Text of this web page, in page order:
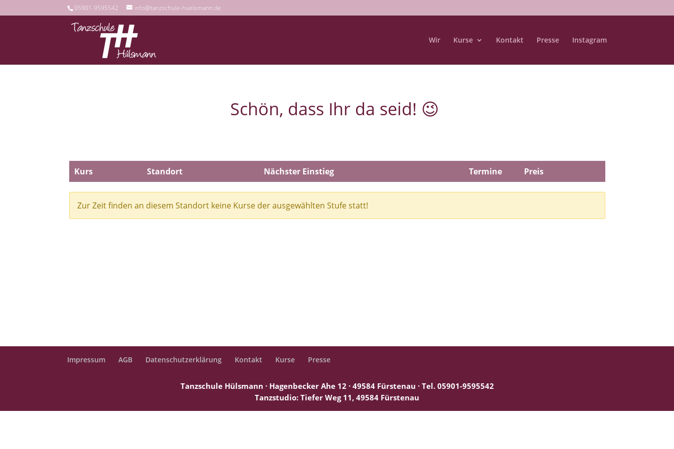
05901-9595542 info@tanzschule-huelsmann.de
Wir Kurse Kontakt Presse Instagram
Schön, dass Ihr da seid! 😉
Impressum AGB Datenschutzerklärung Kontakt Kurse Presse
Tanzschule Hülsmann · Hagenbecker Ahe 12 · 49584 Fürstenau · Tel. 05901-9595542
Tanzstudio: Tiefer Weg 11, 49584 Fürstenau